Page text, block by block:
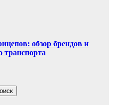
обзор брендов и
транспорта